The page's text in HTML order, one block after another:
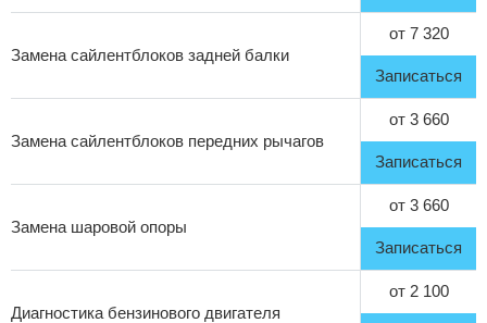
Замена сайлентблоков задней балки
от 7 320
Записаться
Замена сайлентблоков передних рычагов
от 3 660
Записаться
Замена шаровой опоры
от 3 660
Записаться
Диагностика бензинового двигателя
от 2 100